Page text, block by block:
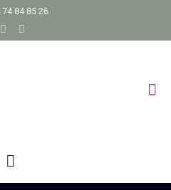
74 84 85 26